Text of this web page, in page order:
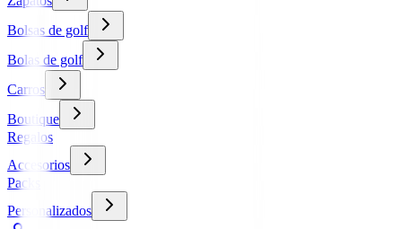
Bolsas de golf
Bolas de golf
Carros
Boutique
Regalos
Accesorios
Packs
Personalizados